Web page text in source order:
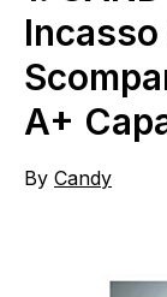
A+
By Candy